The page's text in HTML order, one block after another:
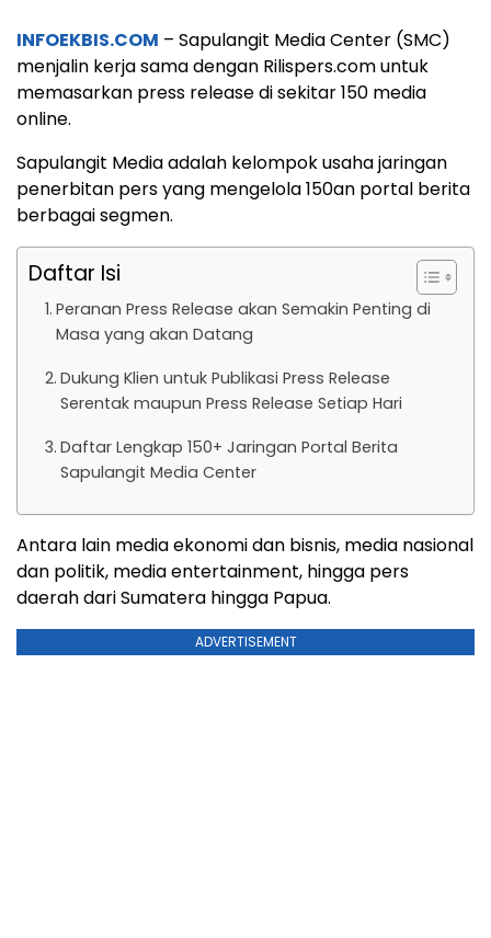
INFOEKBIS.COM – Sapulangit Media Center (SMC)
menjalin kerja sama dengan Rilispers.com untuk
memasarkan press release di sekitar 150 media
online.
Sapulangit Media adalah kelompok usaha jaringan
penerbitan pers yang mengelola 150an portal berita
berbagai segmen.
Daftar Isi
Peranan Press Release akan Semakin Penting di
Masa yang akan Datang
Dukung Klien untuk Publikasi Press Release
Serentak maupun Press Release Setiap Hari
Daftar Lengkap 150+ Jaringan Portal Berita
Sapulangit Media Center
Antara lain media ekonomi dan bisnis, media nasional
dan politik, media entertainment, hingga pers
daerah dari Sumatera hingga Papua.
ADVERTISEMENT